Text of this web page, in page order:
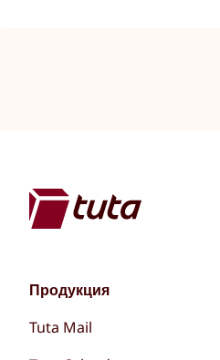
Продукция
Tuta Mail